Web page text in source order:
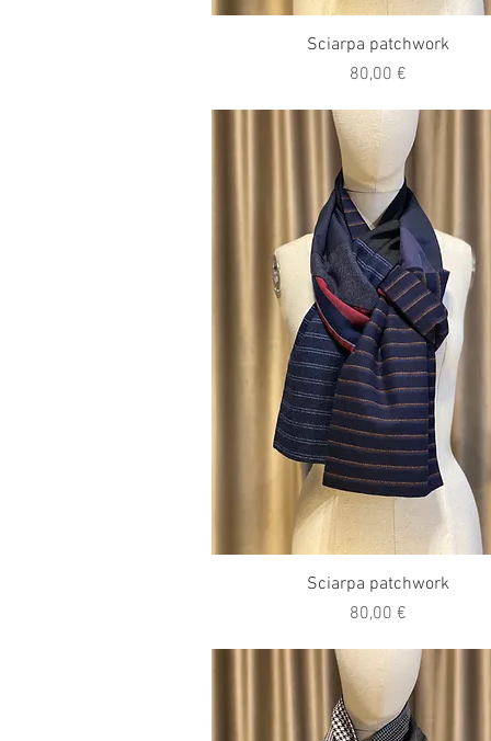
Vista rapida
Sciarpa patchwork
Prezzo
80,00 €
Vista rapida
Sciarpa patchwork
Prezzo
80,00 €